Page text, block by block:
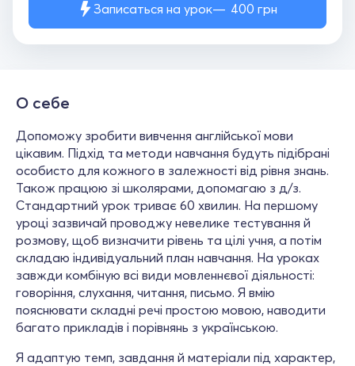
Записаться на урок 400 грн
О себе
Допоможу зробити вивчення англійської мови
цікавим. Підхід та методи навчання будуть підібрані
особисто для кожного в залежності від рівня знань.
Також працюю зі школярами, допомагаю з д/з.
Стандартний урок триває 60 хвилин. На першому
уроці зазвичай проводжу невелике тестування й
розмову, щоб визначити рівень та цілі учня, а потім
складаю індивідуальний план навчання. На уроках
завжди комбіную всі види мовленнєвої діяльності:
говоріння, слухання, читання, письмо. Я вмію
пояснювати складні речі простою мовою, наводити
багато прикладів і порівнянь з українською.
Я адаптую темп, завдання й матеріали під характер,